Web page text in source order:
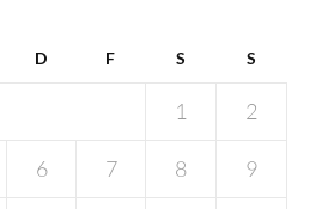
D F S S
1 2
6 7 8 9